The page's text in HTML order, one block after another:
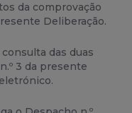
da comprovação
Deliberação.
das duas
3 da presente